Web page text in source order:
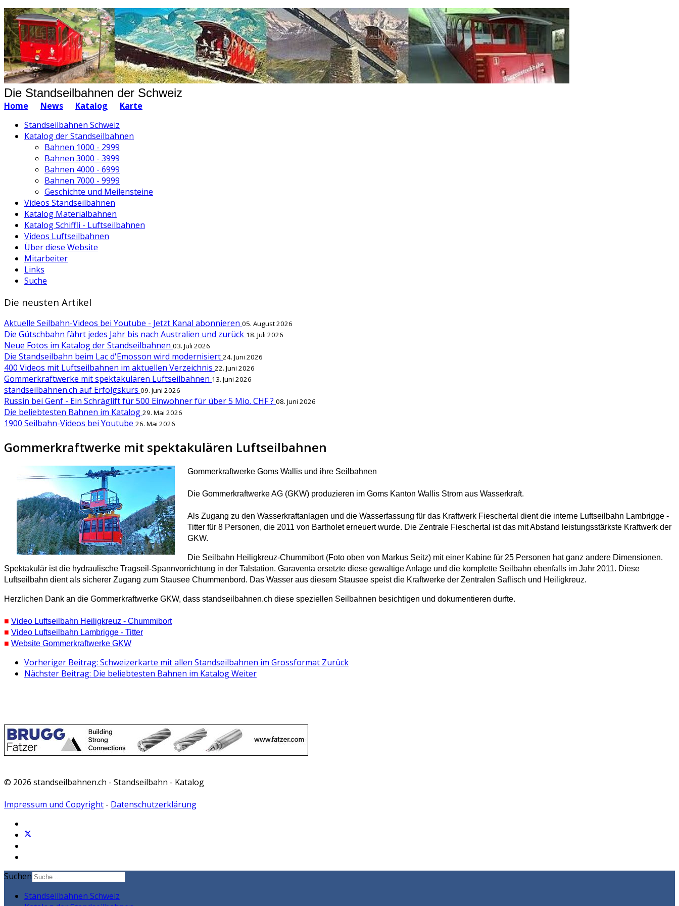
Die Standseilbahnen der Schweiz
Home News Katalog
Karte
Standseilbahnen Schweiz
Katalog der Standseilbahnen
Bahnen 1000 - 2999
Bahnen 3000 - 3999
Bahnen 4000 - 6999
Bahnen 7000 - 9999
Geschichte und Meilensteine
Videos Standseilbahnen
Katalog Materialbahnen
Katalog Schiffli - Luftseilbahnen
Videos Luftseilbahnen
Über diese Website
Mitarbeiter
Links
Suche
Die neusten Artikel
Aktuelle Seilbahn-Videos bei Youtube - Jetzt Kanal abonnieren 05. August 2026
Die Gütschbahn fährt jedes Jahr bis nach Australien und zurück 18. Juli 2026
Neue Fotos im Katalog der Standseilbahnen 03. Juli 2026
Die Standseilbahn beim Lac d'Emosson wird modernisiert 24. Juni 2026
400 Videos mit Luftseilbahnen im aktuellen Verzeichnis 22. Juni 2026
Gommerkraftwerke mit spektakulären Luftseilbahnen 13. Juni 2026
standseilbahnen.ch auf Erfolgskurs 09. Juni 2026
Russin bei Genf - Ein Schräglift für 500 Einwohner für über 5 Mio. CHF ? 08. Juni 2026
Die beliebtesten Bahnen im Katalog 29. Mai 2026
1900 Seilbahn-Videos bei Youtube 26. Mai 2026
Gommerkraftwerke mit spektakulären Luftseilbahnen
Gommerkraftwerke Goms Wallis und ihre Seilbahnen
Die Gommerkraftwerke AG (GKW) produzieren im Goms Kanton Wallis Strom aus Wasserkraft.
Als Zugang zu den Wasserkraftanlagen und die Wasserfassung für das Kraftwerk Fieschertal dient die interne Luftseilbahn Lambrigge -
Titter für 8 Personen, die 2011 von Bartholet erneuert wurde. Die Zentrale Fieschertal ist das mit Abstand leistungsstärkste Kraftwerk der
GKW.
Die Seilbahn Heiligkreuz-Chummibort (Foto oben von Markus Seitz) mit einer Kabine für 25 Personen hat ganz andere Dimensionen.
Spektakulär ist die hydraulische Tragseil-Spannvorrichtung in der Talstation. Garaventa ersetzte diese gewaltige Anlage und die komplette Seilbahn ebenfalls im Jahr 2011. Diese
Luftseilbahn dient als sicherer Zugang zum Stausee Chummenbord. Das Wasser aus diesem Stausee speist die Kraftwerke der Zentralen Saflisch und Heiligkreuz.
Herzlichen Dank an die Gommerkraftwerke GKW, dass standseilbahnen.ch diese speziellen Seilbahnen besichtigen und dokumentieren durfte.
■ Video Luftseilbahn Heiligkreuz - Chummibort
■ Video Luftseilbahn Lambrigge - Titter
■ Website Gommerkraftwerke GKW
Vorheriger Beitrag: Schweizerkarte mit allen Standseilbahnen im Grossformat Zurück
Nächster Beitrag: Die beliebtesten Bahnen im KatalogWeiter
© 2026 standseilbahnen.ch - Standseilbahn - Katalog
Impressum und Copyright - Datenschutzerklärung
Suchen
Standseilbahnen Schweiz